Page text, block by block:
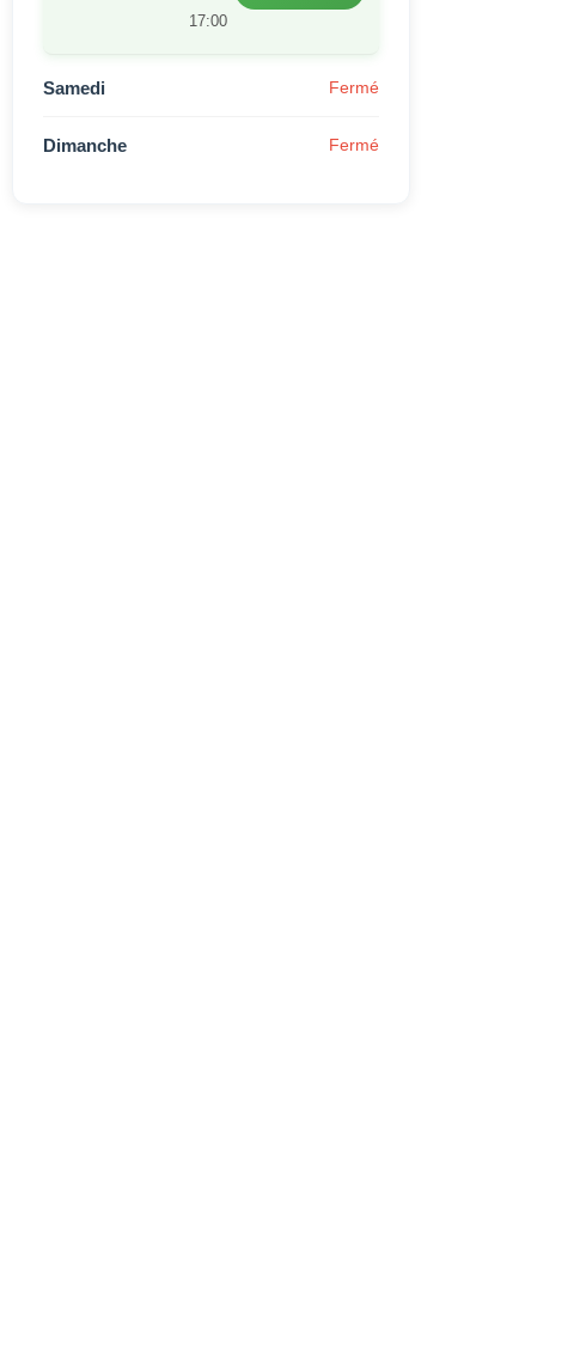
17:00
Samedi Fermé
Dimanche Fermé